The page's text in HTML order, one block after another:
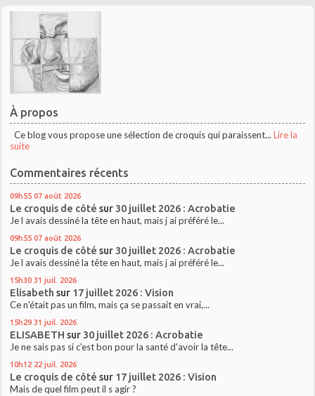
À propos
Ce blog vous propose une sélection de croquis qui paraissent... Lire la
suite
Commentaires récents
09h55 07 août 2026
Le croquis de côté sur 30 juillet 2026 : Acrobatie
Je l avais dessiné la tête en haut, mais j ai préféré le...
09h55 07 août 2026
Le croquis de côté sur 30 juillet 2026 : Acrobatie
Je l avais dessiné la tête en haut, mais j ai préféré le...
15h30 31 juil. 2026
Elisabeth sur 17 juillet 2026 : Vision
Ce n'était pas un film, mais ça se passait en vrai,...
15h29 31 juil. 2026
ELISABETH sur 30 juillet 2026 : Acrobatie
Je ne sais pas si c'est bon pour la santé d'avoir la tête...
10h12 22 juil. 2026
Le croquis de côté sur 17 juillet 2026 : Vision
Mais de quel film peut il s agir ?